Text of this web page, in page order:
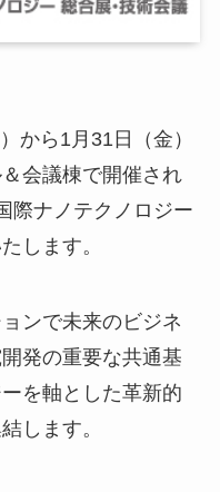
から1月31日（金）
会議棟で開催され
際ナノテクノロジー
します。
ンで未来のビジネ
発の重要な共通基
を軸とした革新的
します。